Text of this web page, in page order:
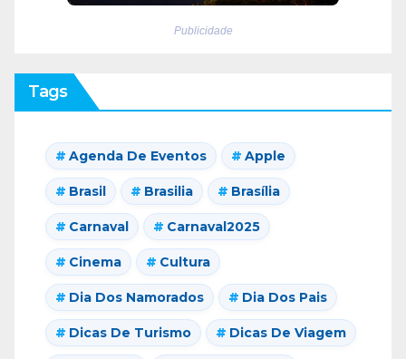
Publicidade
Tags
Agenda De Eventos Apple
Brasil Brasilia Brasília
Carnaval Carnaval2025
Cinema Cultura
Dia Dos Namorados Dia Dos Pais
Dicas De Turismo Dicas De Viagem